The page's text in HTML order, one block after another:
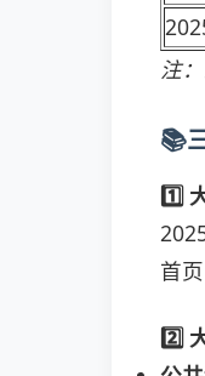
注
📚
1️⃣
首
2️⃣